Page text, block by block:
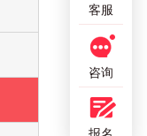
客服
咨询